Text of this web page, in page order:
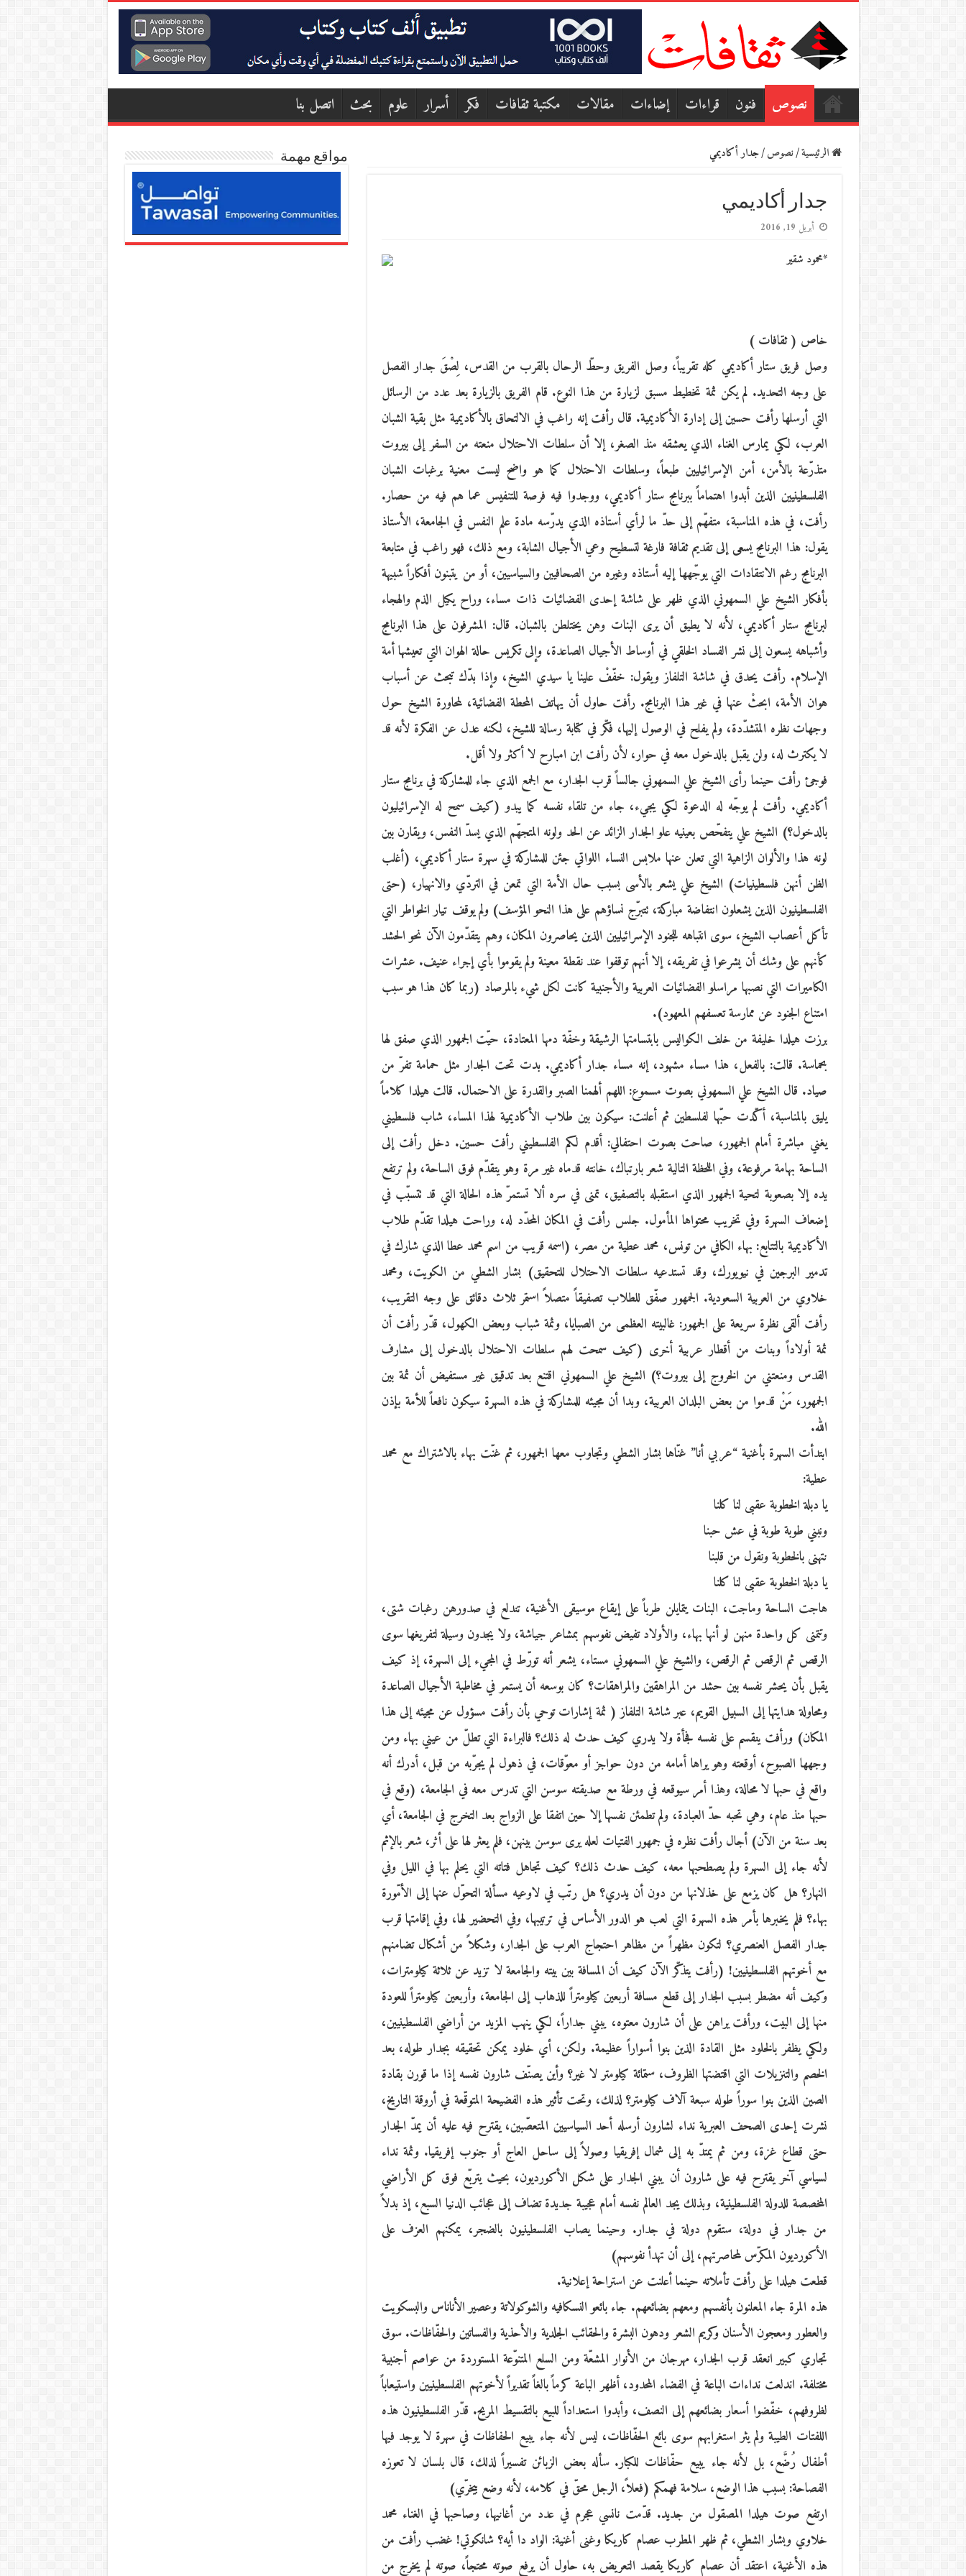
نصوص فنون قراءات إضاءات مقالات مكتبة ثقافات فكر أسرار علوم بحث اتصل بنا
الرئيسية/نصوص/جدار أكاديمي
جدار أكاديمي
أبريل 19, 2016
*محمود شقير
خاص ( ثقافات )
وصل فريق ستار أكاديمي كله تقريباً، وصل الفريق وحطّ الرحال بالقرب من القدس، لِصْقَ جدار الفصل
على وجه التحديد. لم يكن ثمة تخطيط مسبق لزيارة من هذا النوع. قام الفريق بالزيارة بعد عدد من الرسائل
التي أرسلها رأفت حسين إلى إدارة الأكاديمية. قال رأفت إنه راغب في الالتحاق بالأكاديمية مثل بقية الشبان
العرب، لكي يمارس الغناء الذي يعشقه منذ الصغر، إلا أن سلطات الاحتلال منعته من السفر إلى بيروت
متذرّعة بالأمن، أمن الإسرائيليين طبعاً، وسلطات الاحتلال كما هو واضح ليست معنية برغبات الشبان
الفلسطينيين الذين أبدوا اهتماماً ببرنامج ستار أكاديمي، ووجدوا فيه فرصة للتنفيس عما هم فيه من حصار.
رأفت، في هذه المناسبة، متفهّم إلى حدّ ما لرأي أستاذه الذي يدرّسه مادة علم النفس في الجامعة، الأستاذ
يقول: هذا البرنامج يسعى إلى تقديم ثقافة فارغة لتسطيح وعي الأجيال الشابة، ومع ذلك، فهو راغب في متابعة
البرنامج رغم الانتقادات التي يوجّهها إليه أستاذه وغيره من الصحافيين والسياسيين، أو من يتبنون أفكاراً شبيهة
بأفكار الشيخ علي السمهوني الذي ظهر على شاشة إحدى الفضائيات ذات مساء، وراح يكيل الذم والهجاء
لبرنامج ستار أكاديمي، لأنه لا يطيق أن يرى البنات وهن يختلطن بالشبان. قال: المشرفون على هذا البرنامج
وأشباهه يسعون إلى نشر الفساد الخلقي في أوساط الأجيال الصاعدة، وإلى تكريس حالة الهوان التي تعيشها أمة
الإسلام. رأفت يحدق في شاشة التلفاز ويقول: خفّفْ علينا يا سيدي الشيخ، وإذا بدّك تبحث عن أسباب
هوان الأمة، ابحثْ عنها في غير هذا البرنامج. رأفت حاول أن يهاتف المحطة الفضائية، لمحاورة الشيخ حول
وجهات نظره المتشدّدة، ولم يفلح في الوصول إليها، فكّر في كتابة رسالة للشيخ، لكنه عدل عن الفكرة لأنه قد
لا يكترث له، ولن يقبل بالدخول معه في حوار، لأن رأفت ابن امبارح لا أكثر ولا أقل.
فوجئ رأفت حينما رأى الشيخ علي السمهوني جالساً قرب الجدار، مع الجمع الذي جاء للمشاركة في برنامج ستار
أكاديمي. رأفت لم يوجّه له الدعوة لكي يجيء، جاء من تلقاء نفسه كما يبدو (كيف سمح له الإسرائيليون
بالدخول؟) الشيخ علي يتفحّص بعينيه علو الجدار الزائد عن الحد ولونه المتجهّم الذي يسدّ النفس، ويقارن بين
لونه هذا والألوان الزاهية التي تعلن عنها ملابس النساء اللواتي جئن للمشاركة في سهرة ستار أكاديمي، (أغلب
الظن أنهن فلسطينيات) الشيخ علي يشعر بالأسى بسبب حال الأمة التي تمعن في التردّي والانهيار، (حتى
الفلسطينيون الذين يشعلون انتفاضة مباركة، تتبرّج نساؤهم على هذا النحو المؤسف) ولم يوقف تيار الخواطر التي
تأكل أعصاب الشيخ، سوى انتباهه للجنود الإسرائيليين الذين يحاصرون المكان، وهم يتقدّمون الآن نحو الحشد
كأنهم على وشك أن يشرعوا في تفريقه، إلا أنهم توقفوا عند نقطة معينة ولم يقوموا بأي إجراء عنيف. عشرات
الكاميرات التي نصبها مراسلو الفضائيات العربية والأجنبية كانت لكل شيء بالمرصاد (ربما كان هذا هو سبب
امتناع الجنود عن ممارسة تعسفهم المعهود).
برزت هيلدا خليفة من خلف الكواليس بابتسامتها الرشيقة وخفّة دمها المعتادة، حيّت الجمهور الذي صفق لها
بحماسة. قالت: بالفعل، هذا مساء مشهود، إنه مساء جدار أكاديمي. بدت تحت الجدار مثل حمامة تفرّ من
صياد. قال الشيخ علي السمهوني بصوت مسموع: اللهم ألهمنا الصبر والقدرة على الاحتمال. قالت هيلدا كلاماً
يليق بالمناسبة، أكّدت حبّها لفلسطين ثم أعلنت: سيكون بين طلاب الأكاديمية لهذا المساء، شاب فلسطيني
يغني مباشرة أمام الجمهور، صاحت بصوت احتفالي: أقدم لكم الفلسطيني رأفت حسين. دخل رأفت إلى
الساحة بهامة مرفوعة، وفي اللحظة التالية شعر بارتباك، خانته قدماه غير مرة وهو يتقدّم فوق الساحة، ولم ترتفع
يده إلا بصعوبة لتحية الجمهور الذي استقبله بالتصفيق، تمنى في سره ألا تستمرّ هذه الحالة التي قد تتسبّب في
إضعاف السهرة وفي تخريب محتواها المأمول. جلس رأفت في المكان المحدّد له، وراحت هيلدا تقدّم طلاب
الأكاديمية بالتتابع: بهاء الكافي من تونس، محمد عطية من مصر، (اسمه قريب من اسم محمد عطا الذي شارك في
تدمير البرجين في نيويورك، وقد تستدعيه سلطات الاحتلال للتحقيق) بشار الشطي من الكويت، ومحمد
خلاوي من العربية السعودية. الجمهور صفّق للطلاب تصفيقاً متصلاً استمر ثلاث دقائق على وجه التقريب،
رأفت ألقى نظرة سريعة على الجمهور: غالبيته العظمى من الصبايا، وثمة شباب وبعض الكهول، قدّر رأفت أن
ثمة أولاداً وبنات من أقطار عربية أخرى (كيف سمحت لهم سلطات الاحتلال بالدخول إلى مشارف
القدس ومنعتني من الخروج إلى بيروت؟) الشيخ علي السمهوني اقتنع بعد تدقيق غير مستفيض أن ثمة بين
الجمهور، مَنْ قدموا من بعض البلدان العربية، وبدا أن مجيئه للمشاركة في هذه السهرة سيكون نافعاً للأمة بإذن
الله.
ابتدأت السهرة بأغنية “عربي أنا” غنّاها بشار الشطي وتجاوب معها الجمهور، ثم غنّت بهاء بالاشتراك مع محمد
عطية:
يا دبلة الخطوبة عقبى لنا كلنا
ونبني طوبة طوبة في عش حبنا
نتهنى بالخطوبة ونقول من قلبنا
يا دبلة الخطوبة عقبى لنا كلنا
هاجت الساحة وماجت، البنات يتمايلن طرباً على إيقاع موسيقى الأغنية، تندلع في صدورهن رغبات شتى،
وتتمنى كل واحدة منهن لو أنها بهاء، والأولاد تفيض نفوسهم بمشاعر جياشة، ولا يجدون وسيلة لتفريغها سوى
الرقص ثم الرقص ثم الرقص، والشيخ علي السمهوني مستاء، يشعر أنه تورّط في المجيء إلى السهرة، إذ كيف
يقبل بأن يحشر نفسه بين حشد من المراهقين والمراهقات؟ كان بوسعه أن يستمر في مخاطبة الأجيال الصاعدة
ومحاولة هدايتها إلى السبيل القويم، عبر شاشة التلفاز ( ثمة إشارات توحي بأن رأفت مسؤول عن مجيئه إلى هذا
المكان) ورأفت ينقسم على نفسه فجأة ولا يدري كيف حدث له ذلك؟ فالبراءة التي تطلّ من عيني بهاء ومن
وجهها الصبوح، أوقعته وهو يراها أمامه من دون حواجز أو معوّقات، في ذهول لم يجرّبه من قبل، أدرك أنه
واقع في حبها لا محالة، وهذا أمر سيوقعه في ورطة مع صديقته سوسن التي تدرس معه في الجامعة، (وقع في
حبها منذ عام، وهي تحبه حدّ العبادة، ولم تطمئن نفسها إلا حين اتفقا على الزواج بعد التخرج في الجامعة، أي
بعد سنة من الآن) أجال رأفت نظره في جمهور الفتيات لعله يرى سوسن بينهن، فلم يعثر لها على أثر، شعر بالإثم
لأنه جاء إلى السهرة ولم يصطحبها معه، كيف حدث ذلك؟ كيف تجاهل فتاته التي يحلم بها في الليل وفي
النهار؟ هل كان يزمع على خذلانها من دون أن يدري؟ هل رتّب في لاوعيه مسألة التحوّل عنها إلى الأمّورة
بهاء؟ فلم يخبرها بأمر هذه السهرة التي لعب هو الدور الأساس في ترتيبها، وفي التحضير لها، وفي إقامتها قرب
جدار الفصل العنصري؟ لتكون مظهراً من مظاهر احتجاج العرب على الجدار، وشكلاً من أشكال تضامنهم
مع أخوتهم الفلسطينيين! (رأفت يتذكّر الآن كيف أن المسافة بين بيته والجامعة لا تزيد عن ثلاثة كيلومترات،
وكيف أنه مضطر بسبب الجدار إلى قطع مسافة أربعين كيلومتراً للذهاب إلى الجامعة، وأربعين كيلومتراً للعودة
منها إلى البيت، ورأفت يراهن على أن شارون معتوه، يبني جداراً، لكي ينهب المزيد من أراضي الفلسطينيين،
ولكي يظفر بالخلود مثل القادة الذين بنوا أسواراً عظيمة. ولكن، أي خلود يمكن تحقيقه بجدار طوله، بعد
الخصم والتنزيلات التي اقتضتها الظروف، ستمائة كيلومتر لا غير؟ وأين يصنّف شارون نفسه إذا ما قورن بقادة
الصين الذين بنوا سوراً طوله سبعة آلاف كيلومتر؟ لذلك، وتحت تأثير هذه الفضيحة المتوقّعة في أروقة التاريخ،
نشرت إحدى الصحف العبرية نداء لشارون أرسله أحد السياسيين المتعصّبين، يقترح فيه عليه أن يمدّ الجدار
حتى قطاع غزة، ومن ثم يمتدّ به إلى شمال إفريقيا وصولاً إلى ساحل العاج أو جنوب إفريقيا. وثمة نداء
لسياسي آخر يقترح فيه على شارون أن يبني الجدار على شكل الأكورديون، بحيث يتربّع فوق كل الأراضي
المخصصة للدولة الفلسطينية، وبذلك يجد العالم نفسه أمام عجيبة جديدة تضاف إلى عجائب الدنيا السبع، إذ بدلاً
من جدار في دولة، ستقوم دولة في جدار. وحينما يصاب الفلسطينيون بالضجر، يمكنهم العزف على
الأكورديون المكرّس لمحاصرتهم، إلى أن تهدأ نفوسهم)
قطعت هيلدا على رأفت تأملاته حينما أعلنت عن استراحة إعلانية.
هذه المرة جاء المعلنون بأنفسهم ومعهم بضائعهم. جاء بائعو النسكافيه والشوكولاتة وعصير الأناناس والبسكويت
والعطور ومعجون الأسنان وكريم الشعر ودهون البشرة والحقائب الجلدية والأحذية والفساتين والحفّاظات. سوق
تجاري كبير انعقد قرب الجدار، مهرجان من الأنوار المشعّة ومن السلع المتنوّعة المستوردة من عواصم أجنبية
مختلفة. اندلعت نداءات الباعة في الفضاء المحدود، أظهر الباعة كرماً بالغاً تقديراً لأخوتهم الفلسطينيين واستيعاباً
لظروفهم، خفّضوا أسعار بضائعهم إلى النصف، وأبدوا استعداداً للبيع بالتقسيط المريح. قدّر الفلسطينيون هذه
اللفتات الطيبة ولم يثر استغرابهم سوى بائع الحفّاظات، ليس لأنه جاء يبيع الحفاظات في سهرة لا يوجد فيها
أطفال رُضَّع، بل لأنه جاء يبيع حفّاظات للكبار. سأله بعض الزبائن تفسيراً لذلك، قال بلسان لا تعوزه
الفصاحة: بسبب هذا الوضع، سلامة فهمكم (فعلاً، الرجل محقّ في كلامه، لأنه وضع بيخرّي)
ارتفع صوت هيلدا المصقول من جديد. قدّمت نانسي عجرم في عدد من أغانيها، وصاحبها في الغناء محمد
خلاوي وبشار الشطي، ثم ظهر المطرب عصام كاريكا وغنى أغنية: الواد دا أيه؟ شانكوتي! غضب رأفت من
هذه الأغنية، اعتقد أن عصام كاريكا يقصد التعريض به، حاول أن يرفع صوته محتجاً، صوته لم يخرج من
مواقع مهمة